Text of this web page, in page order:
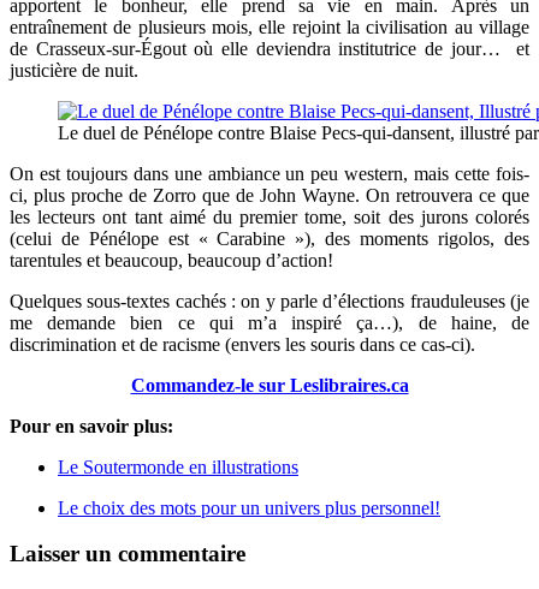
apportent le bonheur, elle prend sa vie en main. Après un
entraînement de plusieurs mois, elle rejoint la civilisation au village
de Crasseux-sur-Égout où elle deviendra institutrice de jour… et
justicière de nuit.
Le duel de Pénélope contre Blaise Pecs-qui-dansent, illustré
On est toujours dans une ambiance un peu western, mais cette fois-
ci, plus proche de Zorro que de John Wayne. On retrouvera ce que
les lecteurs ont tant aimé du premier tome, soit des jurons colorés
(celui de Pénélope est « Carabine »), des moments rigolos, des
tarentules et beaucoup, beaucoup d’action!
Quelques sous-textes cachés : on y parle d’élections frauduleuses (je
me demande bien ce qui m’a inspiré ça…), de haine, de
discrimination et de racisme (envers les souris dans ce cas-ci).
Commandez-le sur Leslibraires.ca
Pour en savoir plus:
Le Soutermonde en illustrations
Le choix des mots pour un univers plus personnel!
Laisser un commentaire